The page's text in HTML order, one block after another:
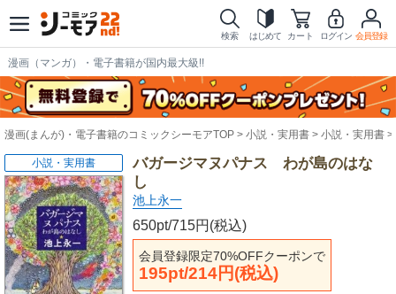
検索 はじめて カート ログイン 会員登録
漫画（マンガ）・電子書籍が国内最大級!!
漫画(まんが)・電子書籍のコミックシーモアTOP 小説・実用書 小説・実用書
バガージマヌパナス わが島のはな
し
池上永一
650pt/715円(税込)
会員登録限定70%OFFクーポンで
195pt/214円(税込)
小説・実用書